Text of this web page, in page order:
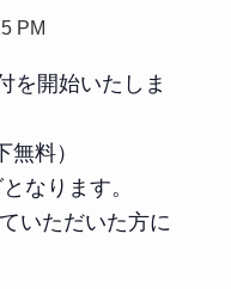
PM
を開始いたしま
料）
なります。
いただいた方に